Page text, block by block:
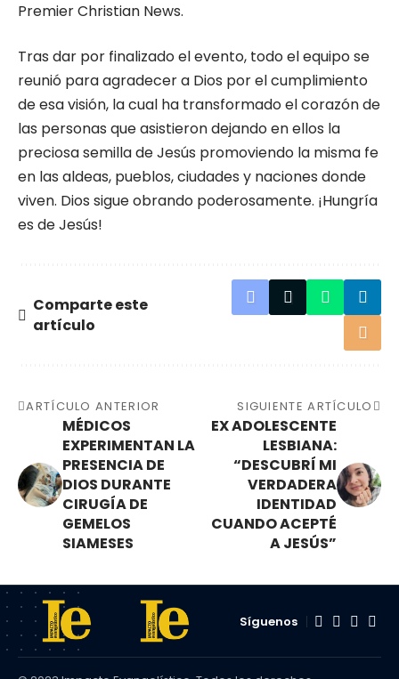
Premier Christian News.
Tras dar por finalizado el evento, todo el equipo se
reunió para agradecer a Dios por el cumplimiento
de esa visión, la cual ha transformado el corazón de
las personas que asistieron dejando en ellos la
preciosa semilla de Jesús promoviendo la misma fe
en las aldeas, pueblos, ciudades y naciones donde
viven. Dios sigue obrando poderosamente. ¡Hungría
es de Jesús!
Comparte este
artículo
ARTÍCULO ANTERIOR
MÉDICOS
EXPERIMENTAN LA
PRESENCIA DE
DIOS DURANTE
CIRUGÍA DE
GEMELOS
SIAMESES
SIGUIENTE ARTÍCULO
EX ADOLESCENTE
LESBIANA:
“DESCUBRÍ MI
VERDADERA
IDENTIDAD
CUANDO ACEPTÉ
A JESÚS”
Síguenos